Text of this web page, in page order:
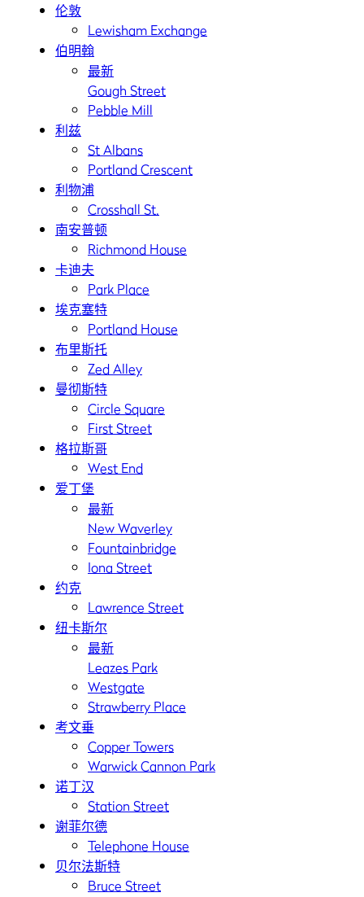
伦敦
Lewisham Exchange
伯明翰
最新
Gough Street
Pebble Mill
利兹
St Albans
Portland Crescent
利物浦
Crosshall St.
南安普顿
Richmond House
卡迪夫
Park Place
埃克塞特
Portland House
布里斯托
Zed Alley
曼彻斯特
Circle Square
First Street
格拉斯哥
West End
爱丁堡
最新
New Waverley
Fountainbridge
Iona Street
约克
Lawrence Street
纽卡斯尔
最新
Leazes Park
Westgate
Strawberry Place
考文垂
Copper Towers
Warwick Cannon Park
诺丁汉
Station Street
谢菲尔德
Telephone House
贝尔法斯特
Bruce Street